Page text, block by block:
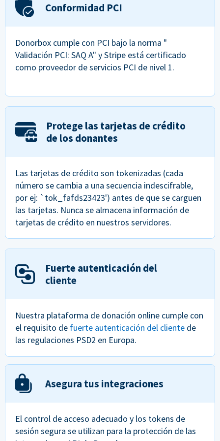
Conformidad PCI
Donorbox cumple con PCI bajo la norma "
Validación PCI: SAQ A" y Stripe está certificado
como proveedor de servicios PCI de nivel 1.
Protege las tarjetas de crédito
de los donantes
Las tarjetas de crédito son tokenizadas (cada
número se cambia a una secuencia indescifrable,
por ej: `tok_fafds23423') antes de que se carguen
las tarjetas. Nunca se almacena información de
tarjetas de crédito en nuestros servidores.
Fuerte autenticación del
cliente
Nuestra plataforma de donación online cumple con
el requisito de fuerte autenticación del cliente de
las regulaciones PSD2 en Europa.
Asegura tus integraciones
El control de acceso adecuado y los tokens de
sesión segura se utilizan para la protección de las